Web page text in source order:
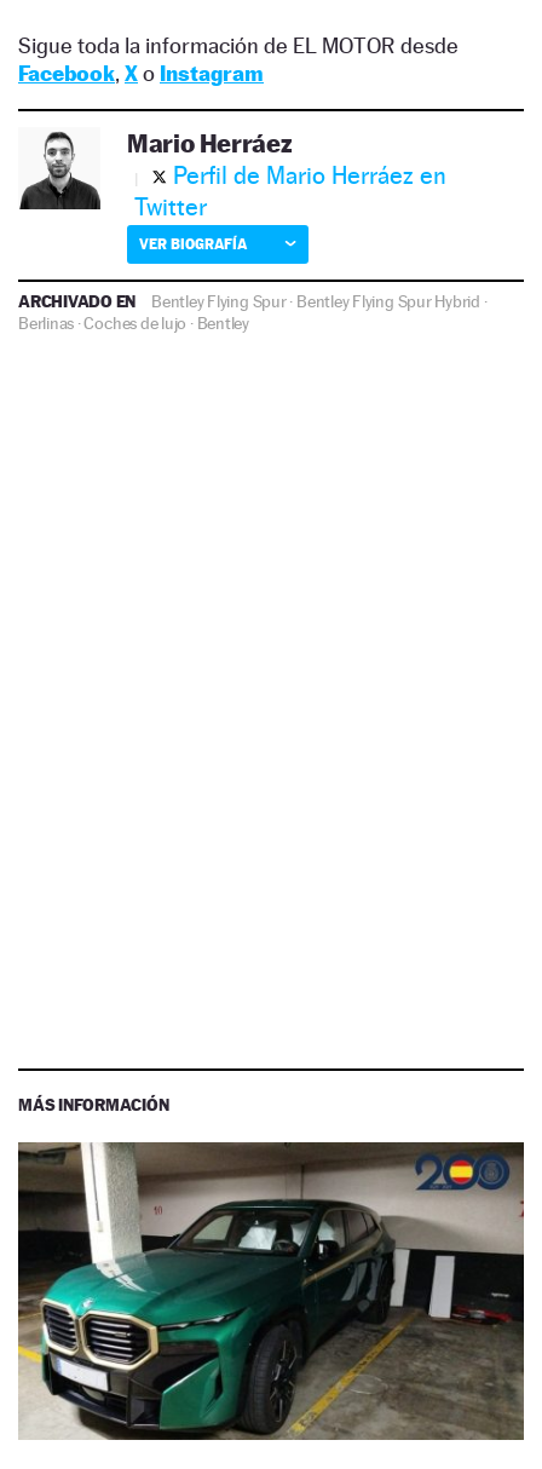
Sigue toda la información de EL MOTOR desde
Facebook, Xo Instagram
Mario Herráez
Perfil de Mario Herráez en
Twitter
VER BIOGRAFÍA
ARCHIVADO EN Bentley Flying Spur· Bentley Flying Spur Hybrid ·
Berlinas ·Coches de lujo · Bentley
MÁS INFORMACIÓN